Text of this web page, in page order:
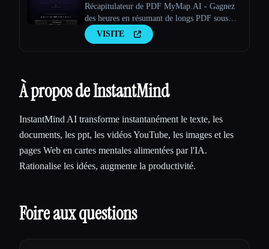
Récapitulateur de PDF MyMap.AI - Gagnez
des heures en résumant de longs PDF sous
forme de carte mentale, de PPT ou de plan
grâce à l'IA.
VISITE
À propos de InstantMind
InstantMind AI transforme instantanément le texte, les
documents, les ppt, les vidéos YouTube, les images et les
pages Web en cartes mentales alimentées par l'IA.
Rationalise les idées, augmente la productivité.
Foire aux questions